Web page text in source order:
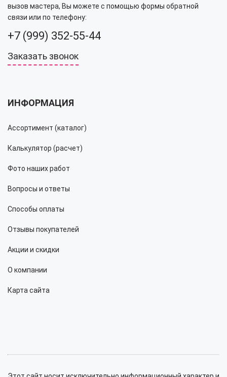
вызов мастера, Вы можете с помощью формы обратной
связи или по телефону:
+7 (999) 352-55-44
Заказать звонок
ИНФОРМАЦИЯ
Ассортимент (каталог)
Калькулятор (расчет)
Фото наших работ
Вопросы и ответы
Способы оплаты
Отзывы покупателей
Акции и скидки
О компании
Карта сайта